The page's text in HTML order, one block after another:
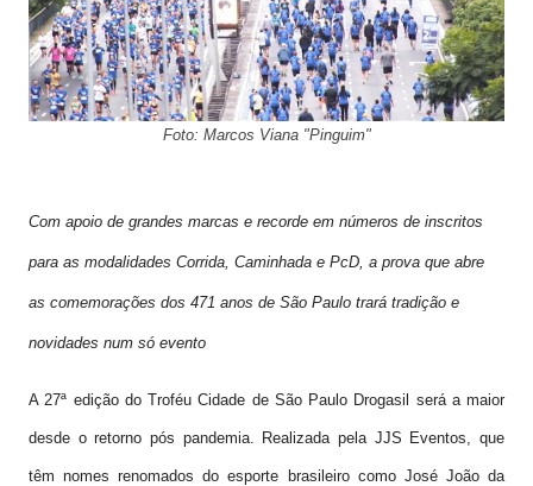
Foto: Marcos Viana "Pinguim"
Com apoio de grandes marcas e recorde em números de inscritos
para as modalidades Corrida, Caminhada e PcD, a prova que abre
as comemorações dos 471 anos de São Paulo trará tradição e
novidades num só evento
A 27ª edição do Troféu Cidade de São Paulo Drogasil será a maior
desde o retorno pós pandemia. Realizada pela JJS Eventos, que
têm nomes renomados do esporte brasileiro como José João da